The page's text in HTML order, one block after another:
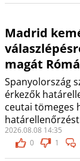
Madrid
magát
Spanyolország
érkezők
ceutai tömeges
2026.08.08 14:35
0
1